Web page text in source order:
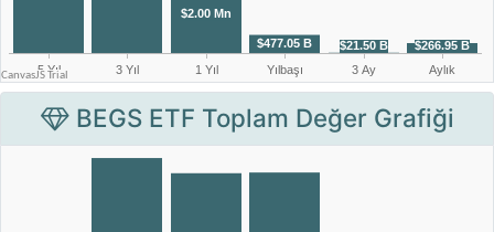
BEGS ETF Toplam Değer Grafiği